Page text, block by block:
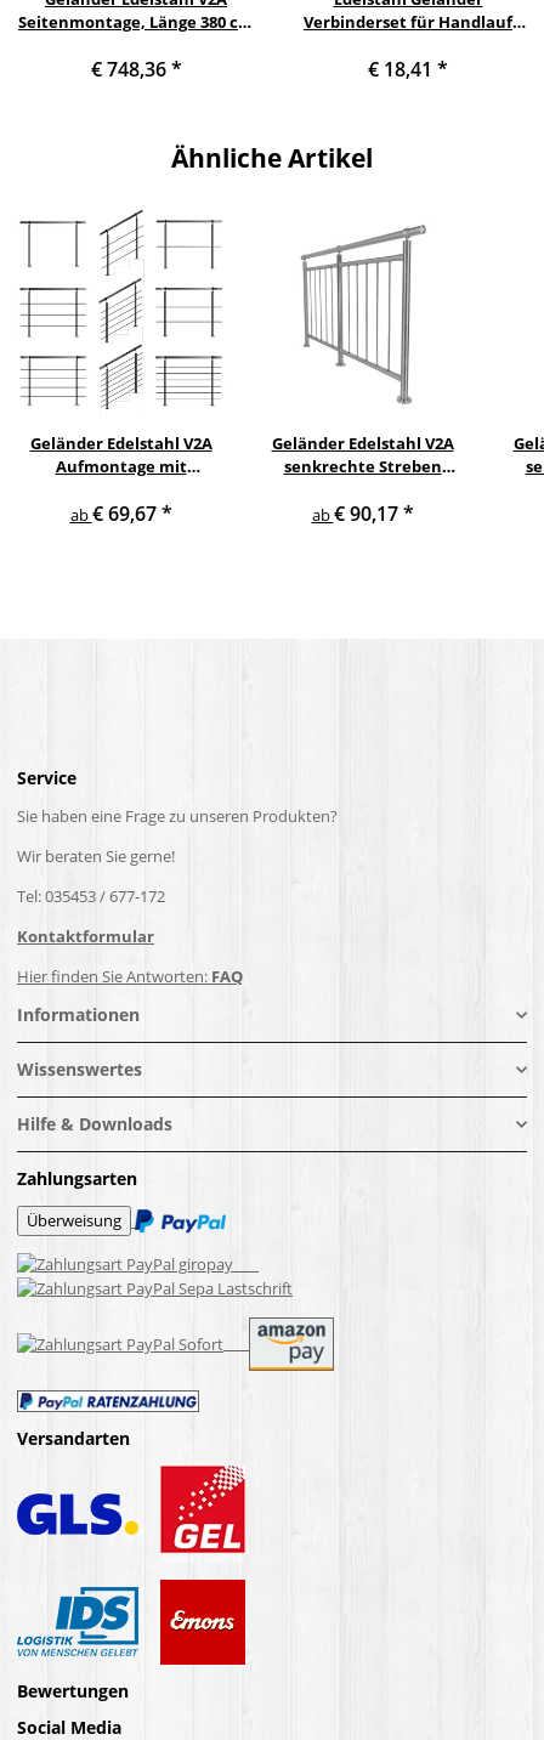
Seitenmontage, Länge 380 cm
und Seitenabstand 10 mm
€ 748,36*
Verbinderset für Handlauf
Querstabverbinder
€ 18,41 *
Ähnliche Artikel
Geländer Edelstahl V2A
Aufmontage mit
Querstreben
ab€ 69,67*
Geländer Edelstahl V2A
senkrechte Streben
ab€ 90,17*
Service
Sie haben eine Frage zu unseren Produkten?
Wir beraten Sie gerne!
Tel: 035453 / 677-172
Kontaktformular
Hier finden Sie Antworten: FAQ
Informationen
Wissenswertes
Hilfe & Downloads
Zahlungsarten
Versandarten
Bewertungen
Social Media